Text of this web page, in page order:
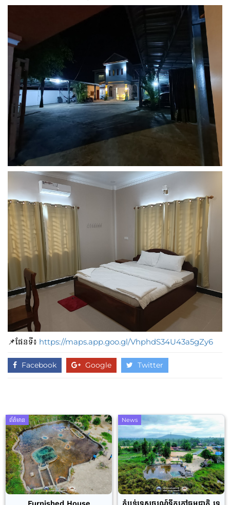
📌ផែនទី៖ https://maps.app.goo.gl/VhphdS34U43a5gZy6
Facebook Google Twitter
ព័ត៌មាន News